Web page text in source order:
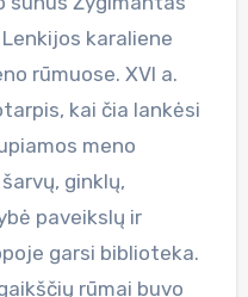
karaliene
rūmuose. XVI a.
kai čia lankėsi
meno
ginklų,
paveikslų ir
garsi biblioteka.
rūmai buvo